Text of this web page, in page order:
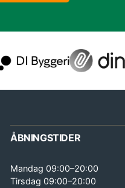
ÅBNINGSTIDER
Mandag 09:00–20:00
Tirsdag 09:00–20:00